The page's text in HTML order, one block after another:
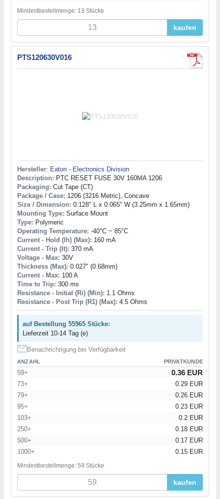
Mindestbestellmenge: 13 Stücke
kaufen
PTS120630V016
Hersteller: Eaton - Electronics Division
Description: PTC RESET FUSE 30V 160MA 1206
Packaging: Cut Tape (CT)
Package / Case: 1206 (3216 Metric), Concave
Size / Dimension: 0.128" L x 0.065" W (3.25mm x 1.65mm)
Mounting Type: Surface Mount
Type: Polymeric
Operating Temperature: -40°C ~ 85°C
Current - Hold (Ih) (Max): 160 mA
Current - Trip (It): 370 mA
Voltage - Max: 30V
Thickness (Max): 0.027" (0.68mm)
Current - Max: 100 A
Time to Trip: 300 ms
Resistance - Initial (Ri) (Min): 1.1 Ohms
Resistance - Post Trip (R1) (Max): 4.5 Ohms
auf Bestellung 55965 Stücke:
Lieferzeit 10-14 Tag (e)
Benachrichtigung bei Verfügbarkeit
ANZAHL PRIVATKUNDE
59+ 0.36 EUR
73+
0.29 EUR
79+
0.26 EUR
95+
0.23 EUR
103+
0.2 EUR
250+
0.18 EUR
500+
0.17 EUR
1000+
0.15 EUR
Mindestbestellmenge: 59 Stücke
kaufen